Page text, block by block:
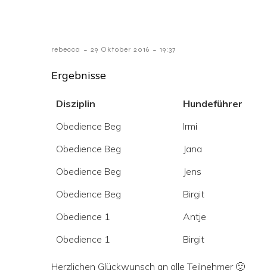
rebecca - 29 Oktober 2016 - 19:37
Ergebnisse
Disziplin Hundeführer
Obedience Beg
Irmi
Obedience Beg
Jana
Obedience Beg
Jens
Obedience Beg
Birgit
Obedience 1
Antje
Obedience 1
Birgit
Herzlichen Glückwunsch an alle Teilnehmer 🙂